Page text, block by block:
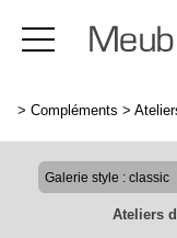
> Compléments >
Ateliers